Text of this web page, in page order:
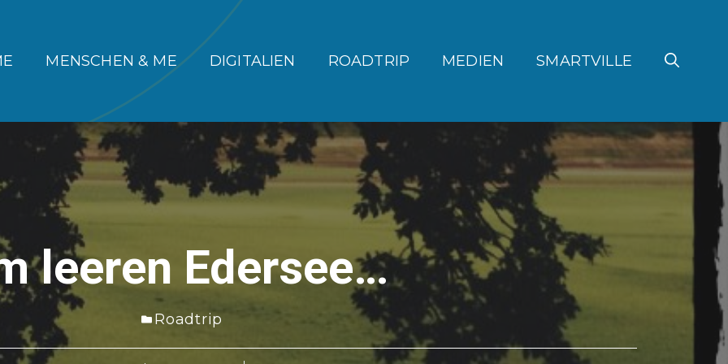
MENSCHEN & ME DIGITALIEN ROADTRIP MEDIEN SMARTVILLE
leeren Edersee…
Roadtrip